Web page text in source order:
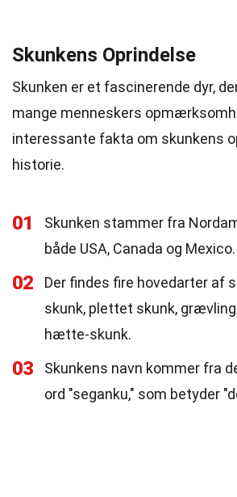
Skunkens Oprindelse
Skunken er et fascinerende dyr,
mange menneskers
interessante fakta om skunkens
historie.
01
Skunken stammer fra
både USA, Canada og Mexico.
02
Der findes fire hovedarter af
skunk, plettet skunk,
hætte-skunk.
03
Skunkens navn kommer fra
ord "seganku," som betyder